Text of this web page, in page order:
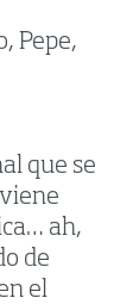
Pepe,
que se
ah,
de
el